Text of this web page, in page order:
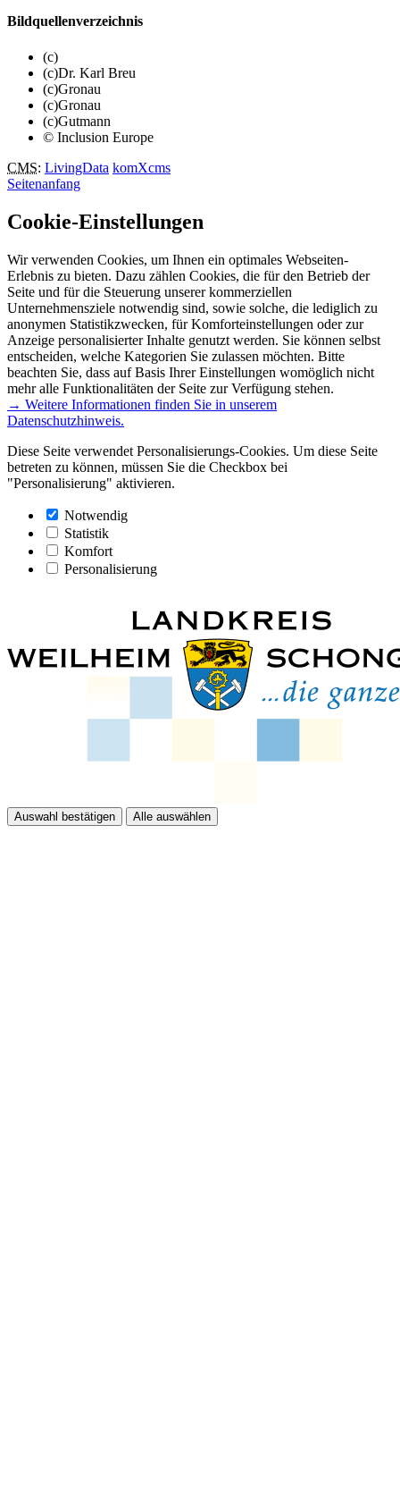
Bildquellenverzeichnis
(c)
(c)Dr. Karl Breu
(c)Gronau
(c)Gronau
(c)Gutmann
© Inclusion Europe
CMS: LivingData komXcms
Seitenanfang
Cookie-Einstellungen
Wir verwenden Cookies, um Ihnen ein optimales Webseiten-
Erlebnis zu bieten. Dazu zählen Cookies, die für den Betrieb der
Seite und für die Steuerung unserer kommerziellen
Unternehmensziele notwendig sind, sowie solche, die lediglich zu
anonymen Statistikzwecken, für Komforteinstellungen oder zur
Anzeige personalisierter Inhalte genutzt werden. Sie können selbst
entscheiden, welche Kategorien Sie zulassen möchten. Bitte
beachten Sie, dass auf Basis Ihrer Einstellungen womöglich nicht
mehr alle Funktionalitäten der Seite zur Verfügung stehen.
→ Weitere Informationen finden Sie in unserem
Datenschutzhinweis.
Diese Seite verwendet Personalisierungs-Cookies. Um diese Seite
betreten zu können, müssen Sie die Checkbox bei
"Personalisierung" aktivieren.
Notwendig
Statistik
Komfort
Personalisierung
Auswahl bestätigen Alle auswählen